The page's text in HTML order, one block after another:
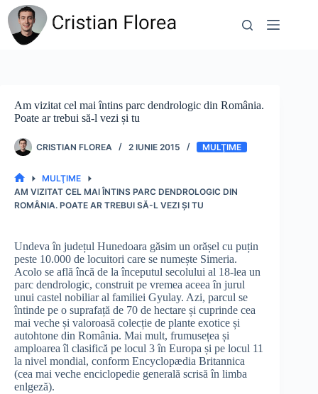
Sari
conținut
Am vizitat cel mai întins parc dendrologic din România.
Poate ar trebui să-l vezi și tu
CRISTIAN FLOREA 2 IUNIE 2015 MULŢIME
PRIMA
PAGINĂ
MULŢIME
AM VIZITAT CEL MAI ÎNTINS PARC DENDROLOGIC DIN
ROMÂNIA. POATE AR TREBUI SĂ-L VEZI ȘI TU
Undeva în județul Hunedoara găsim un orășel cu puțin
peste 10.000 de locuitori care se numește Simeria.
Acolo se află încă de la începutul secolului al 18-lea un
parc dendrologic, construit pe vremea aceea în jurul
unui castel nobiliar al familiei Gyulay. Azi, parcul se
întinde pe o suprafață de 70 de hectare și cuprinde cea
mai veche și valoroasă colecție de plante exotice și
autohtone din România. Mai mult, frumusețea și
amploarea îl clasifică pe locul 3 în Europa și pe locul 11
la nivel mondial, conform Encyclopædia Britannica
(cea mai veche enciclopedie generală scrisă în limba
enlgeză).